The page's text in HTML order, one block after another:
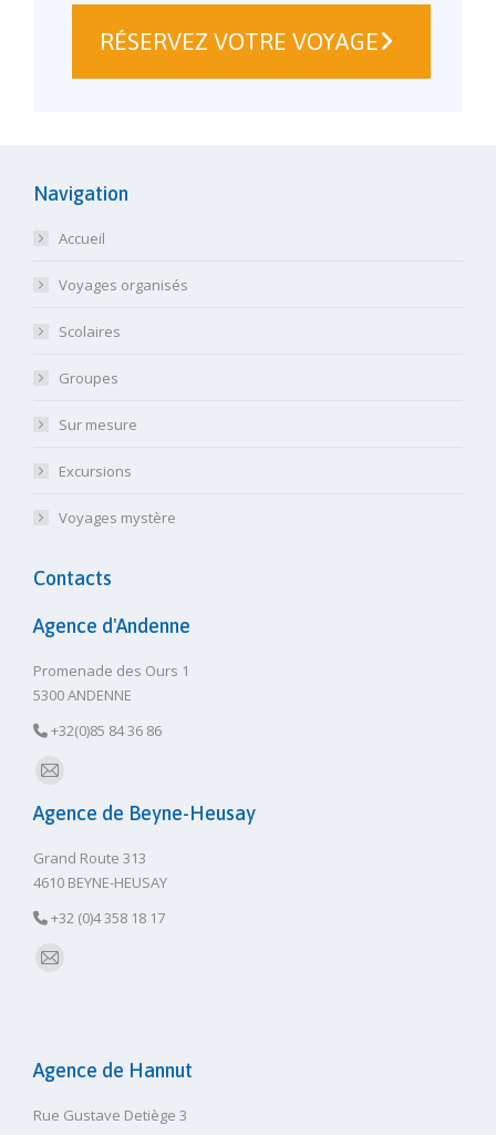
RÉSERVEZ VOTRE VOYAGE
Navigation
Accueil
Voyages organisés
Scolaires
Groupes
Sur mesure
Excursions
Voyages mystère
Contacts
Agence d'Andenne
Promenade des Ours 1
5300 ANDENNE
+32(0)85 84 36 86
E-
mail
Agence de Beyne-Heusay
Grand Route 313
4610 BEYNE-HEUSAY
+32 (0)4 358 18 17
E-
Agence de Hannut
Rue Gustave Detiège 3